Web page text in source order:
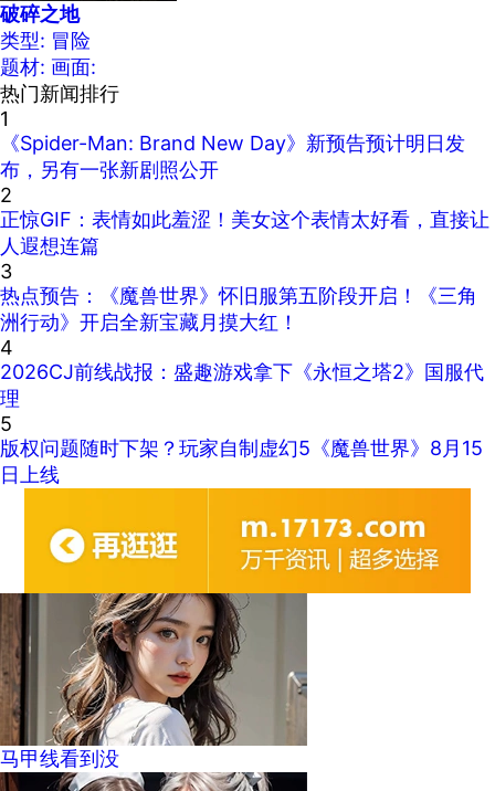
破碎之地
类型: 冒险
题材: 画面:
热门新闻排行
1
《Spider-Man: Brand New Day》新预告预计明日发
布，另有一张新剧照公开
2
正惊GIF：表情如此羞涩！美女这个表情太好看，直接让
人遐想连篇
3
热点预告：《魔兽世界》怀旧服第五阶段开启！《三角
洲行动》开启全新宝藏月摸大红！
4
2026CJ前线战报：盛趣游戏拿下《永恒之塔2》国服代
理
5
版权问题随时下架？玩家自制虚幻5《魔兽世界》8月15
日上线
马甲线看到没